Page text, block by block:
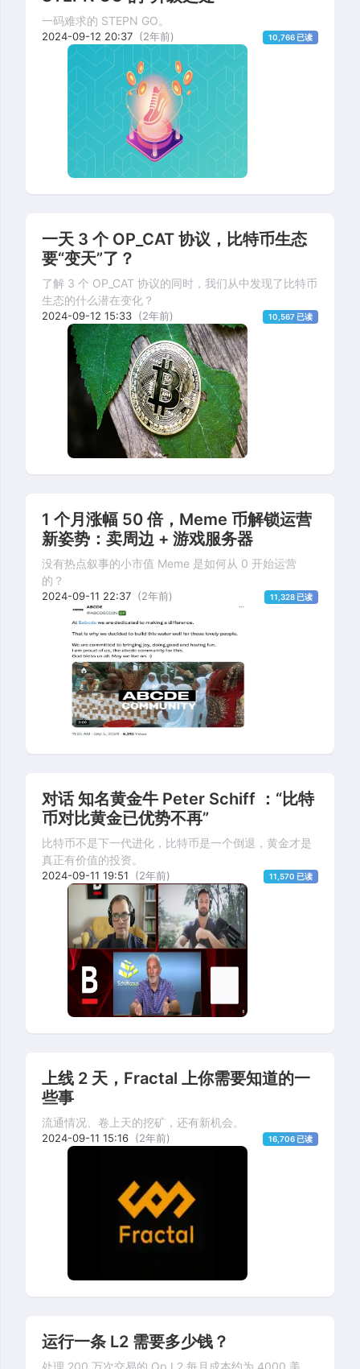
一码难求的 STEPN GO。
2024-09-12 20:37 (2年前) 10,766 已读
一天 3 个 OP_CAT 协议，比特币生态
要“变天”了？
了解 3 个 OP_CAT 协议的同时，我们从中发现了比特币
生态的什么潜在变化？
2024-09-12 15:33 (2年前) 10,567 已读
1 个月涨幅 50 倍，Meme 币解锁运营
新姿势：卖周边 + 游戏服务器
没有热点叙事的小市值 Meme 是如何从 0 开始运营
的？
2024-09-11 22:37 (2年前) 11,328 已读
对话 知名黄金牛 Peter Schiff ：“比特
币对比黄金已优势不再”
比特币不是下一代进化，比特币是一个倒退，黄金才是
真正有价值的投资。
2024-09-11 19:51 (2年前) 11,570 已读
上线 2 天，Fractal 上你需要知道的一
些事
流通情况、卷上天的挖矿，还有新机会。
2024-09-11 15:16 (2年前) 16,706 已读
运行一条 L2 需要多少钱？
处理 200 万次交易的 Op L2 每月成本约为 4000 美